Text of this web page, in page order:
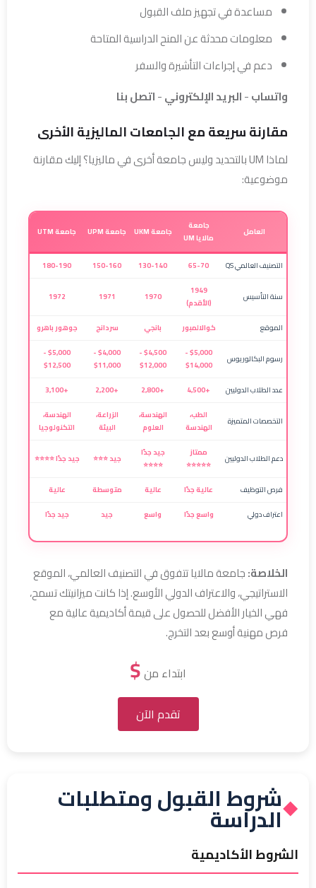
مساعدة في تجهيز ملف القبول
معلومات محدثة عن المنح الدراسية المتاحة
دعم في إجراءات التأشيرة والسفر
واتساب-البريد الإلكتروني-اتصل بنا
مقارنة سريعة مع الجامعات الماليزية الأخرى
لماذا UM بالتحديد وليس جامعة أخرى في ماليزيا؟ إليك مقارنة
موضوعية:
العامل
جامعة
مالايا UM
جامعة UKM جامعة UPM جامعة UTM
التصنيف العالمي QS 65-70
130-140
150-160
180-190
سنة التأسيس
1949
(الأقدم)
1970
1971
1972
الموقع كوالالمبور بانجي سردانج جوهور باهرو
رسوم البكالوريوس
$5,000 -
$14,000
$4,500 -
$12,000
$4,000 -
$11,000
$5,000 -
$12,500
عدد الطلاب الدوليين
+4,500
+2,800
+2,200
+3,100
التخصصات المتميزة
الطب،
الهندسة
الهندسة،
العلوم
الزراعة،
البيئة
الهندسة،
التكنولوجيا
دعم الطلاب الدوليين
ممتاز
⭐⭐⭐⭐⭐
جيد جدًا
⭐⭐⭐⭐
جيد ⭐⭐⭐ جيد جدًا ⭐⭐⭐⭐
فرص التوظيف عالية جدًا عالية متوسطة
عالية
اعتراف دولي
واسع جدًا واسع جيد جيد جدًا
الخلاصة:جامعة مالايا تتفوق في التصنيف العالمي، الموقع
الاستراتيجي، والاعتراف الدولي الأوسع. إذا كانت ميزانيتك تسمح،
فهي الخيار الأفضل للحصول على قيمة أكاديمية عالية مع
فرص مهنية أوسع بعد التخرج.
ابتداء من$
تقدم الآن
◆شروط القبول ومتطلبات
الدراسة
الشروط الأكاديمية